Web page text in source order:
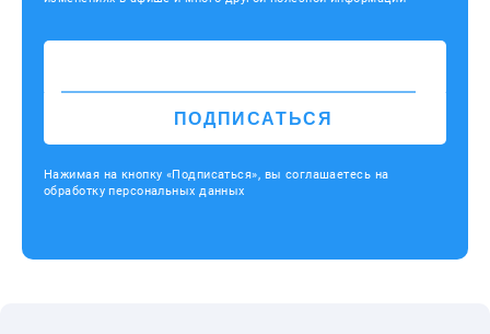
ПОДПИСАТЬСЯ
Нажимая на кнопку «Подписаться», вы соглашаетесь на
обработку персональных данных